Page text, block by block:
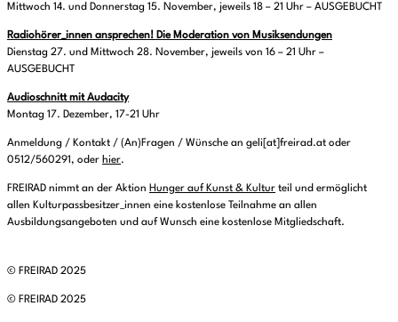
Mittwoch 14. und Donnerstag 15. November, jeweils 18 – 21 Uhr – AUSGEBUCHT
Radiohörer_innen ansprechen! Die Moderation von Musiksendungen
Dienstag 27. und Mittwoch 28. November, jeweils von 16 – 21 Uhr –
AUSGEBUCHT
Audioschnitt mit Audacity
Montag 17. Dezember, 17-21 Uhr
Anmeldung / Kontakt / (An)Fragen / Wünsche an geli[at]freirad.at oder
0512/560291, oder hier.
FREIRAD nimmt an der Aktion Hunger auf Kunst & Kultur teil und ermöglicht
allen Kulturpassbesitzer_innen eine kostenlose Teilnahme an allen
Ausbildungsangeboten und auf Wunsch eine kostenlose Mitgliedschaft.
© FREIRAD 2025
© FREIRAD 2025